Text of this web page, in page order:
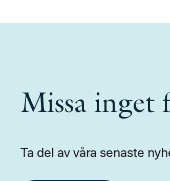
Missa inget
Ta del av våra senaste